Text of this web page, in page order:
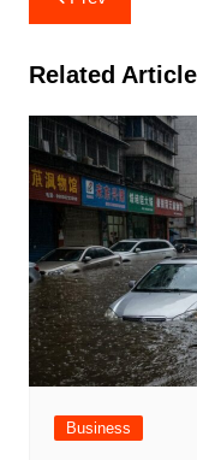
navigation
Related
Business